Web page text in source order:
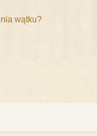
wątku?